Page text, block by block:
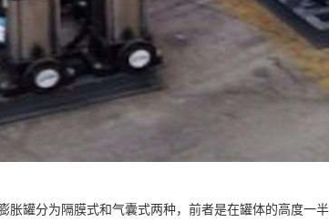
胀罐分为隔膜式和气囊式两种，前者是在罐体的高度一